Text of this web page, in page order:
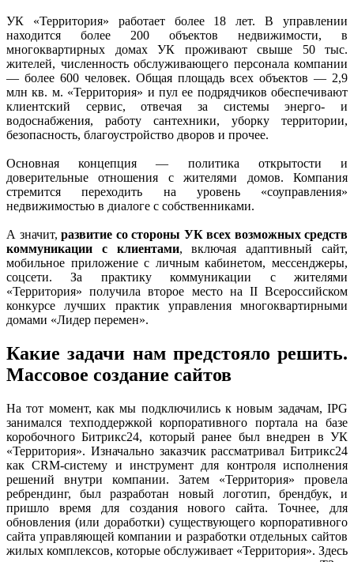
УК «Территория» работает более 18 лет. В управлении
находится более 200 объектов недвижимости, в
многоквартирных домах УК проживают свыше 50 тыс.
жителей, численность обслуживающего персонала компании
— более 600 человек. Общая площадь всех объектов — 2,9
млн кв. м. «Территория» и пул ее подрядчиков обеспечивают
клиентский сервис, отвечая за системы энерго- и
водоснабжения, работу сантехники, уборку территории,
безопасность, благоустройство дворов и прочее.
Основная концепция — политика открытости и
доверительные отношения с жителями домов. Компания
стремится переходить на уровень «соуправления»
недвижимостью в диалоге с собственниками.
А значит, развитие со стороны УК всех возможных средств
коммуникации с клиентами, включая адаптивный сайт,
мобильное приложение с личным кабинетом, мессенджеры,
соцсети. За практику коммуникации с жителями
«Территория» получила второе место на II Всероссийском
конкурсе лучших практик управления многоквартирными
домами «Лидер перемен».
Какие задачи нам предстояло решить.
Массовое создание сайтов
На тот момент, как мы подключились к новым задачам, IPG
занимался техподдержкой корпоративного портала на базе
коробочного Битрикс24, который ранее был внедрен в УК
«Территория». Изначально заказчик рассматривал Битрикс24
как CRM-систему и инструмент для контроля исполнения
решений внутри компании. Затем «Территория» провела
ребрендинг, был разработан новый логотип, брендбук, и
пришло время для создания нового сайта. Точнее, для
обновления (или доработки) существующего корпоративного
сайта управляющей компании и разработки отдельных сайтов
жилых комплексов, которые обслуживает «Территория». Здесь